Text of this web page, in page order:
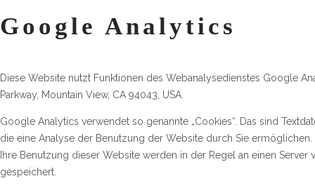
Google Analytics
Diese Website nutzt Funktionen des Webanalysedienstes Google
Parkway, Mountain View, CA 94043, USA.
Google Analytics verwendet so genannte „Cookies“. Das sind
die eine Analyse der Benutzung der Website durch Sie
Ihre Benutzung dieser Website werden in der Regel an einen
gespeichert.